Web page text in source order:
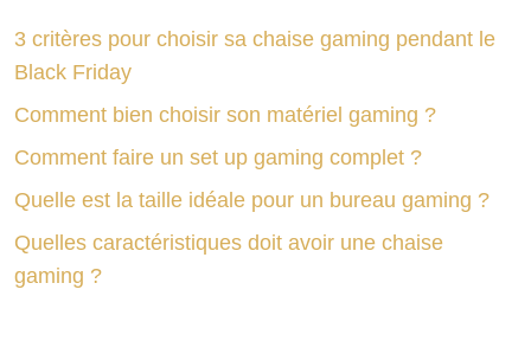
3 critères pour choisir sa chaise gaming pendant le
Black Friday
Comment bien choisir son matériel gaming ?
Comment faire un set up gaming complet ?
Quelle est la taille idéale pour un bureau gaming ?
Quelles caractéristiques doit avoir une chaise
gaming ?